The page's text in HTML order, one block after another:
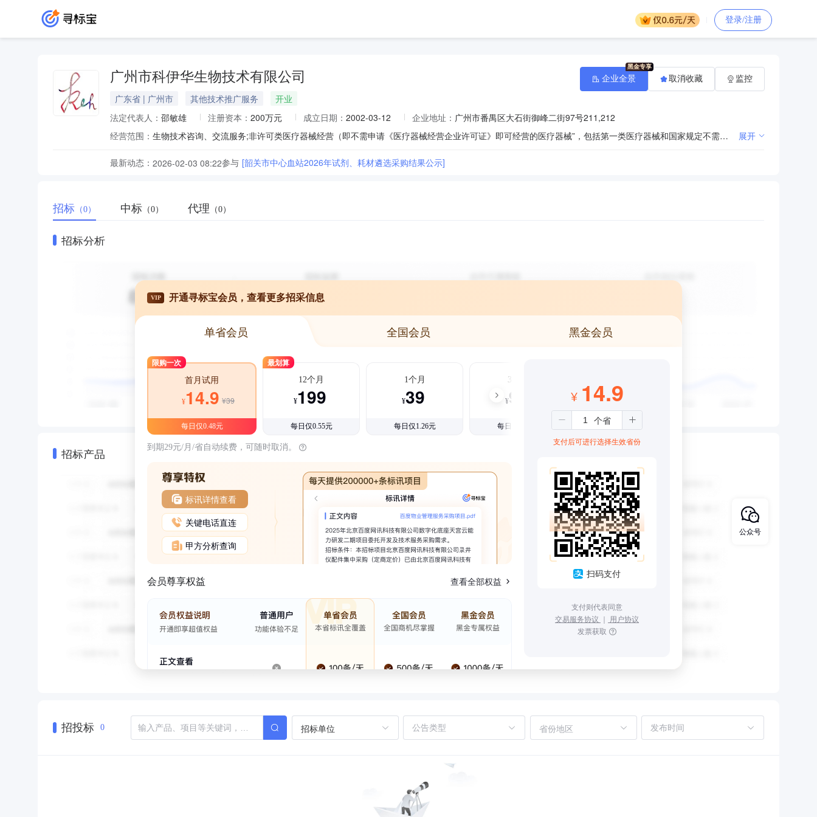
登录/注册
广州市科伊华生物技术有限公司
广东省 | 广州市 其他技术推广服务
开业
法定代表人： 邵敏雄 注册资本： 200万元 成立日期： 2002-03-12 企业地址： 广州市番禺区大石街御峰二街97号211,212
经营范围：
生物技术咨询、交流服务;非许可类医疗器械经营（即不需申请《医疗器械经营企业许可证》即可经营的医疗器械”，包括第一类医疗器械和国家规定不需申请《医疗器械经营企业许可证》即可经营的第二类医疗器械）;办公设备耗材批发;仪器仪表批发;化工产品批发（危险化学品除外）;许可类医疗器械经营（即申请《医疗器械经营企业许可证》才可经营的医疗器械”，包括第三类医疗器械和需申请《医疗器械经营企业许可证》方可经营的第二类医疗器械）;医疗诊断、监护及治疗设备批发;药品零售; 展开
最新动态： 2026-02-03 08:22参与 [韶关市中心血站2026年试剂、耗材遴选采购结果公示]
企业全景 取消收藏 监控
招标 （0） 中标 （0） 代理 （0）
招标分析
招标产品
VIP 开通寻标宝会员，查看更多招采信息
单省会员 全国会员 黑金会员
限购一次
首月试用
¥14.9 ¥39
每日仅0.48元
最划算
12个月
¥199
每日仅0.55元
1个月
¥39
每日仅1.26元
3个月
¥99
每日仅1.08元
到期29元/月/省自动续费，可随时取消。
标讯详情查看
关键电话直连
甲方分析查询
会员尊享权益 查看全部权益
¥ 14.9
支付后可进行选择生效省份
扫码支付
支付则代表同意
交易服务协议 ｜ 用户协议
发票获取
招投标 0 招标单位 省份地区
公众号